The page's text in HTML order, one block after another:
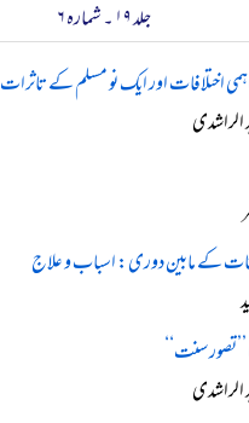
جلد ۱۹ ۔ شمارہ ۶
اختلافات اور ایک نو مسلم کے تاثرات
الراشدی
کے مابین دوری: اسباب و علاج
سنت‘‘
الراشدی